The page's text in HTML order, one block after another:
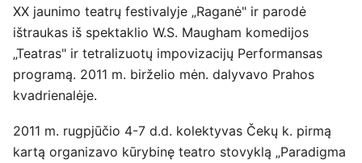
XX jaunimo teatrų festivalyje „Raganė" ir parodė
ištraukas iš spektaklio W.S. Maugham komedijos
„Teatras" ir tetralizuotų impovizacijų Performansas
programą. 2011 m. birželio mėn. dalyvavo Prahos
kvadrienalėje.
2011 m. rugpjūčio 4-7 d.d. kolektyvas Čekų k. pirmą
kartą organizavo kūrybinę teatro stovyklą „Paradigma